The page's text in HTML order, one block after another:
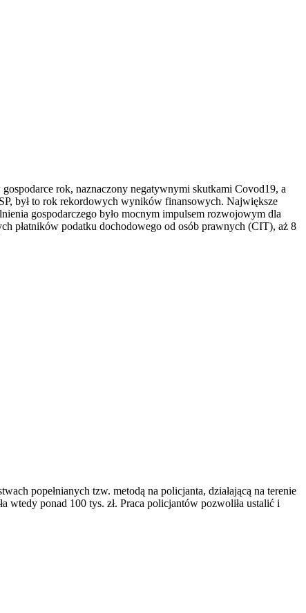
rok, naznaczony negatywnymi skutkami Covod19, a
był to rok rekordowych wyników finansowych. Największe
gospodarczego było mocnym impulsem rozwojowym dla
płatników podatku dochodowego od osób prawnych (CIT), aż 8
popełnianych tzw. metodą na policjanta, działającą na terenie
wtedy ponad 100 tys. zł. Praca policjantów pozwoliła ustalić i